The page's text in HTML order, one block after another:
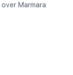
Marmara